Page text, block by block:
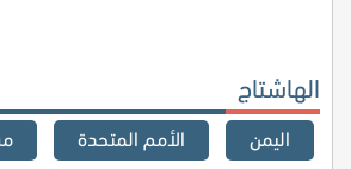
الهاشتاج
اليمن الأمم المتحدة